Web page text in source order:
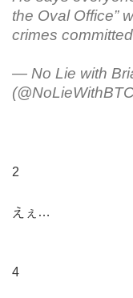
the Oval Office”
crimes
— No Lie with
2
えぇ…
4